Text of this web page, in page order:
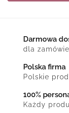
Darmowa
dla
Polska firma
Polskie
100%
Każdy